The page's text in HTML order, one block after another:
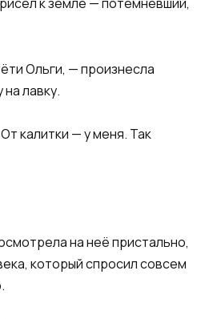
к земле — потемневший,
Ольги, — произнесла
лавку.
калитки — у меня. Так
на неё пристально,
который спросил совсем